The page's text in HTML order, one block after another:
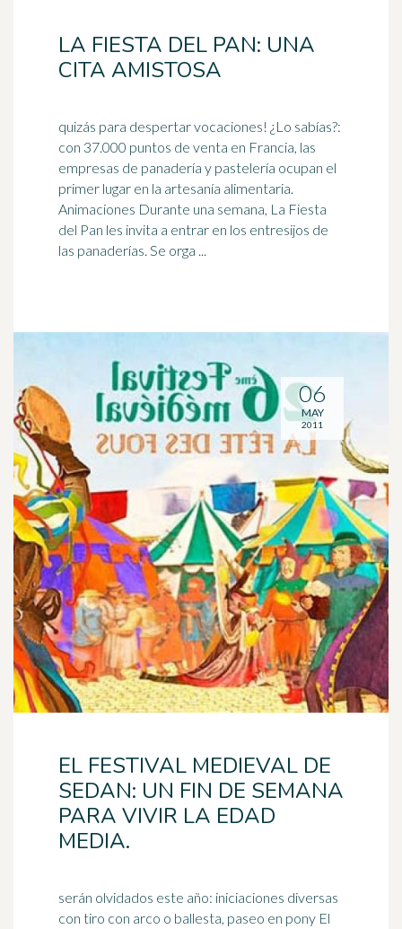
LA FIESTA DEL PAN: UNA
CITA AMISTOSA
quizás para despertar vocaciones! ¿Lo sabías?:
con 37.000 puntos de venta en Francia, las
empresas de panadería y pastelería ocupan el
primer lugar en la artesanía alimentaria.
Animaciones Durante una semana, La Fiesta
del Pan les invita a entrar en los entresijos de
las panaderías. Se orga ...
EL FESTIVAL MEDIEVAL DE
SEDAN: UN FIN DE SEMANA
PARA VIVIR LA EDAD
MEDIA.
serán olvidados este año: iniciaciones diversas
con tiro con arco o ballesta, paseo en pony El
06
MAY
2011